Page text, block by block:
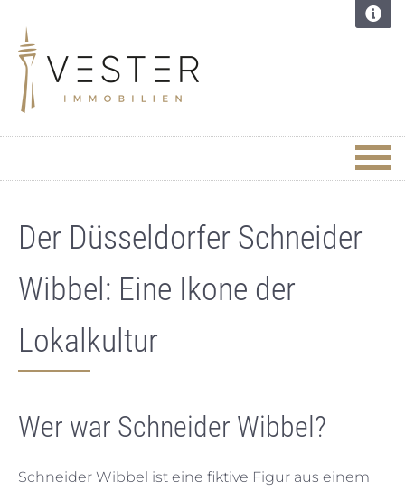
Der Düsseldorfer Schneider
Wibbel: Eine Ikone der
Lokalkultur
Wer war Schneider Wibbel?
Schneider Wibbel ist eine fiktive Figur aus einem